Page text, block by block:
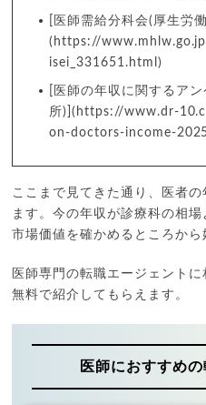
[医師需給分科会(厚生労働
(https://
isei_331651.html)
[医師の年収に関するア
所)](https://www.dr-
on-doctors-income-
ここまで見てきた通り、医者
ます。今の年収が診療科の相
市場価値を確かめるところから
医師専門の転職エージェント
無料で紹介してもらえます。
医師におすすめ